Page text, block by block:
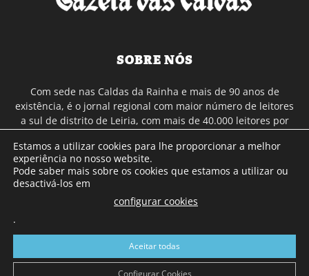
SOBRE NÓS
Com sede nas Caldas da Rainha e mais de 90 anos de
existência, é o jornal regional com maior número de leitores
a sul de distrito de Leiria, com mais de 40.000 leitores por
Continental e assinatura online.
SIGA-NOS
Estamos a utilizar cookies para lhe proporcionar a melhor
experiência no nosso website.
Pode saber mais sobre os cookies que estamos a utilizar ou
desactivá-los em
configurar cookies
.
Aceitar todas
Configurar Cookies